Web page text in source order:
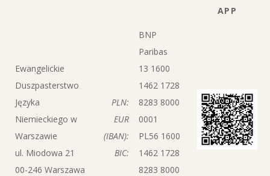
APP
Ewangelickie
Duszpasterstwo
Języka
Niemieckiego w
Warszawie
ul. Miodowa 21
00-246 Warszawa
PLN:
EUR
(IBAN):
BIC:
BNP
Paribas
13 1600
1462 1728
8283 8000
0001
PL56 1600
1462 1728
8283 8000